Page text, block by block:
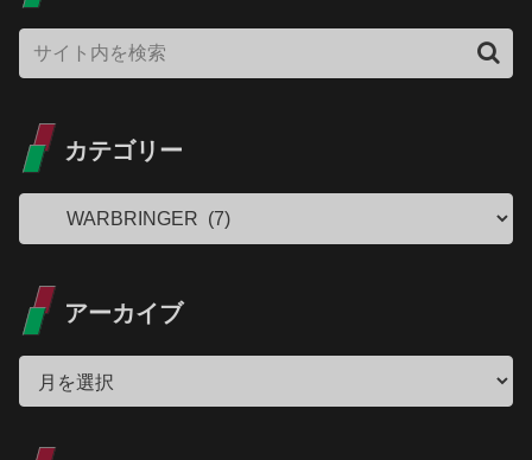
カテゴリー
アーカイブ